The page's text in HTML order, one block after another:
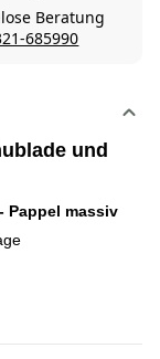
Beratung
685990
und
Pappel massiv